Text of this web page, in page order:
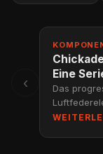
‹
Eine
Das
das